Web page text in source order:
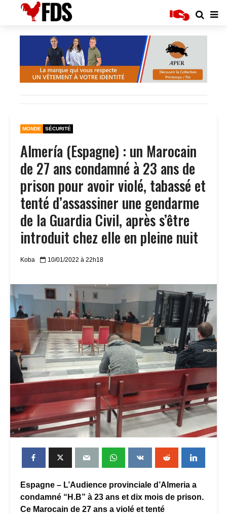
MONDE SÉCURITÉ
Almería (Espagne) : un Marocain
de 27 ans condamné à 23 ans de
prison pour avoir violé, tabassé et
tenté d’assassiner une gendarme
de la Guardia Civil, après s’être
introduit chez elle en pleine nuit
Koba 10/01/2022 à 22h18
Espagne – L’Audience provinciale d’Almeria a
condamné “H.B” à 23 ans et dix mois de prison.
Ce Marocain de 27 ans a violé et tenté